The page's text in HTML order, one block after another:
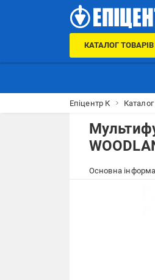
КАТАЛОГ ТОВАРІВ
Епіцентр К Каталог
Основна